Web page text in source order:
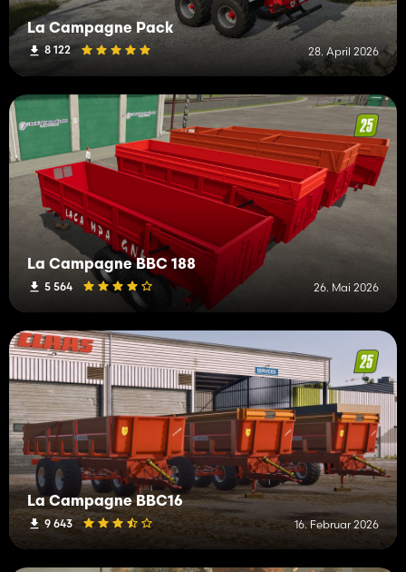
La Campagne Pack
8 122 28. April 2026
La Campagne BBC 188
5 564 26. Mai 2026
La Campagne BBC16
9 643 16. Februar 2026